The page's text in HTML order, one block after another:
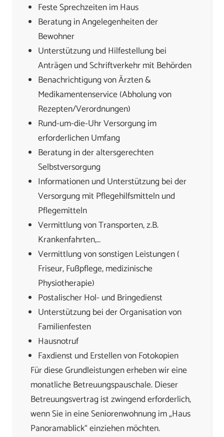
Feste Sprechzeiten im Haus
Beratung in Angelegenheiten der
Bewohner
Unterstützung und Hilfestellung bei
Anträgen und Schriftverkehr mit Behörden
Benachrichtigung von Ärzten &
Medikamentenservice (Abholung von
Rezepten/Verordnungen)
Rund-um-die-Uhr Versorgung im
erforderlichen Umfang
Beratung in der altersgerechten
Selbstversorgung
Informationen und Unterstützung bei der
Versorgung mit Pflegehilfsmitteln und
Pflegemitteln
Vermittlung von Transporten, z.B.
Krankenfahrten,…
Vermittlung von sonstigen Leistungen (
Friseur, Fußpflege, medizinische
Physiotherapie)
Postalischer Hol- und Bringedienst
Unterstützung bei der Organisation von
Familienfesten
Hausnotruf
Faxdienst und Erstellen von Fotokopien
Für diese Grundleistungen erheben wir eine
monatliche Betreuungspauschale. Dieser
Betreuungsvertrag ist zwingend erforderlich,
wenn Sie in eine Seniorenwohnung im „Haus
Panoramablick“ einziehen möchten.